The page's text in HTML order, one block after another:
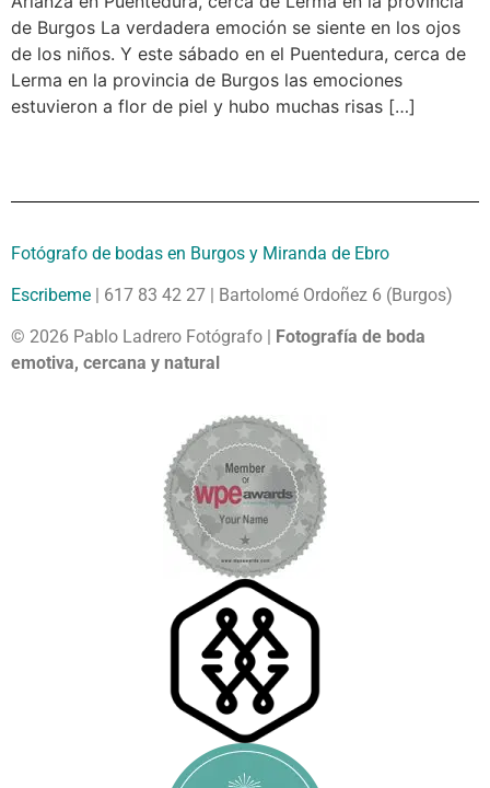
de Burgos La verdadera emoción se siente en los ojos
de los niños. Y este sábado en el Puentedura, cerca de
Lerma en la provincia de Burgos las emociones
estuvieron a flor de piel y hubo muchas risas […]
Fotógrafo de bodas en Burgos y Miranda de Ebro
Escribeme | 617 83 42 27 | Bartolomé Ordoñez 6 (Burgos)
© 2026 Pablo Ladrero Fotógrafo |
Fotografía de boda
emotiva, cercana y natural